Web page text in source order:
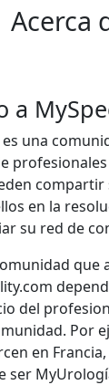
Acerca
a
una
compartir
en la
su red de
que
del
Por
en
ser